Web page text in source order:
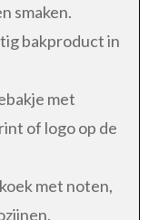
smaken.
bakproduct in
met
of logo op de
met noten,